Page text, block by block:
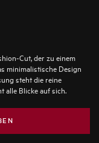
Cut, der zu einem
minimalistische Design
steht die reine
alle Blicke auf sich.